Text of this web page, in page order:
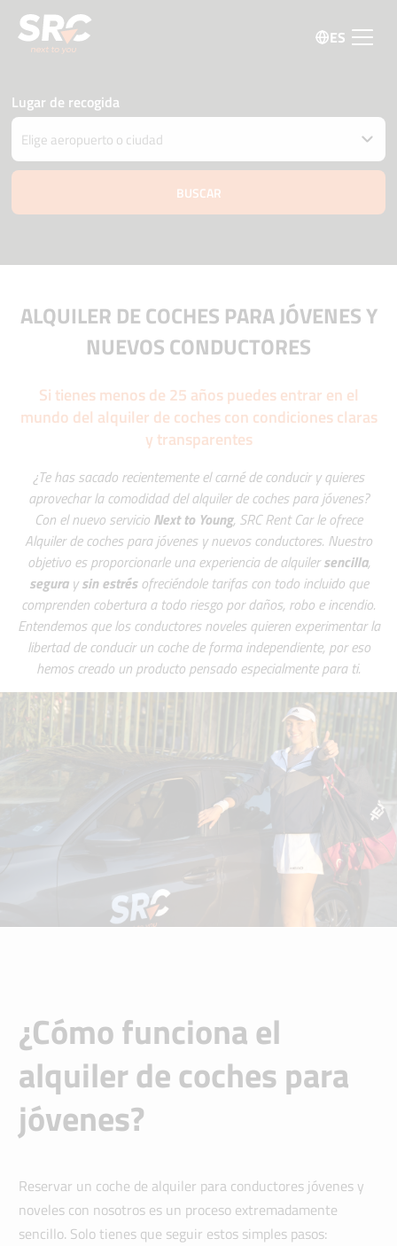
ES
Lugar de recogida
Entregar el coche en una ubicación diferente
Fecha y hora de recogida y devolución
ALQUILER DE COCHES PARA JÓVENES Y
NUEVOS CONDUCTORES
Si tienes menos de 25 años puedes entrar en el
mundo del alquiler de coches con condiciones claras
y transparentes
¿Te has sacado recientemente el carné de conducir y quieres
aprovechar la comodidad del alquiler de coches para jóvenes?
Con el nuevo servicio Next to Young, SRC Rent Car le ofrece
Alquiler de coches para jóvenes y nuevos conductores. Nuestro
objetivo es proporcionarle una experiencia de alquilersencilla,
seguraysin estrésofreciéndole tarifas con todo incluido que
comprenden cobertura a todo riesgo por daños, robo e incendio.
Entendemos que los conductores noveles quieren experimentar la
libertad de conducir un coche de forma independiente, por eso
hemos creado un producto pensado especialmente para ti.
¿Cómo funciona el
alquiler de coches para
jóvenes?
Reservar un coche de alquiler para conductores jóvenes y
noveles con nosotros es un proceso extremadamente
sencillo. Solo tienes que seguir estos simples pasos: